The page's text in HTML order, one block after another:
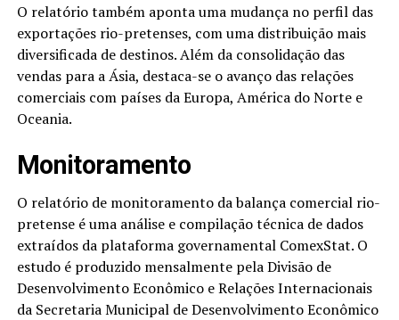
O relatório também aponta uma mudança no perfil das
exportações rio-pretenses, com uma distribuição mais
diversificada de destinos. Além da consolidação das
vendas para a Ásia, destaca-se o avanço das relações
comerciais com países da Europa, América do Norte e
Oceania.
Monitoramento
O relatório de monitoramento da balança comercial rio-
pretense é uma análise e compilação técnica de dados
extraídos da plataforma governamental ComexStat. O
estudo é produzido mensalmente pela Divisão de
Desenvolvimento Econômico e Relações Internacionais
da Secretaria Municipal de Desenvolvimento Econômico